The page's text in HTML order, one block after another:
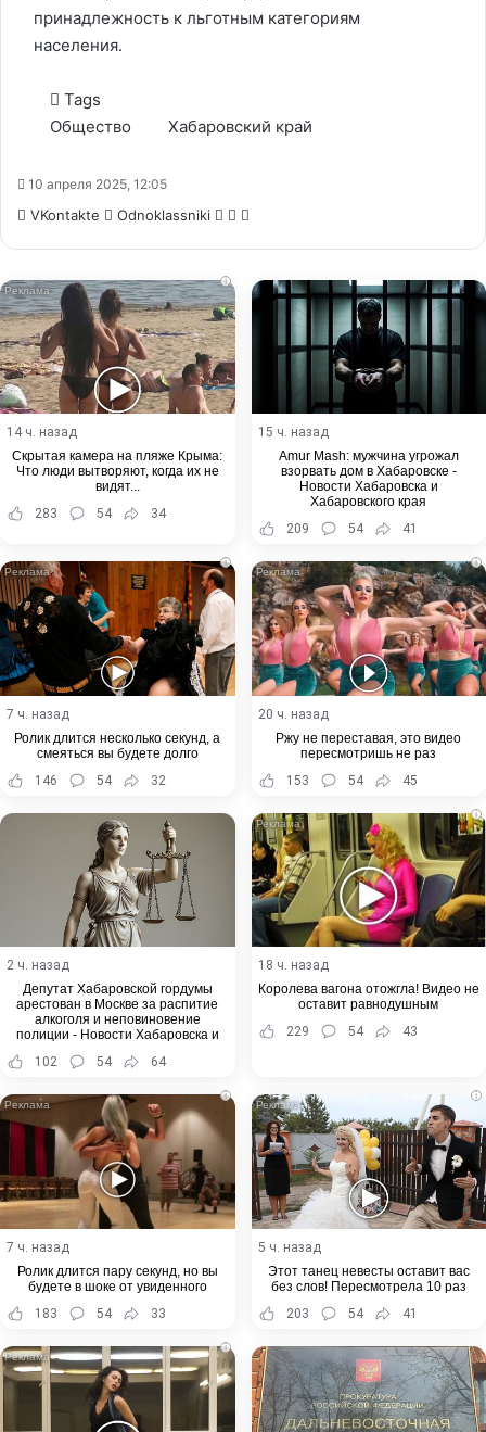
принадлежность к льготным категориям
населения.
Tags
Общество
Хабаровский край
10 апреля 2025, 12:05
VKontakte Odnoklassniki WhatsApp
Telegram
i
14 ч. назад
Скрытая камера на пляже Крыма:
Что люди вытворяют, когда их не
видят...
283
54 34
15 ч. назад
Amur Mash: мужчина угрожал
взорвать дом в Хабаровске -
Новости Хабаровска и
Хабаровского края
209
54 41
i
7 ч. назад
Ролик длится несколько секунд, а
смеяться вы будете долго
146
54 32
i
20 ч. назад
Ржу не переставая, это видео
пересмотришь не раз
153
54 45
2 ч. назад
Депутат Хабаровской гордумы
арестован в Москве за распитие
алкоголя и неповиновение
полиции - Новости Хабаровска и
102 54 64
i
18 ч. назад
Королева вагона отожгла! Видео не
оставит равнодушным
229
54 43
i
7 ч. назад
Ролик длится пару секунд, но вы
будете в шоке от увиденного
183
54 33
i
5 ч. назад
Этот танец невесты оставит вас
без слов! Пересмотрела 10 раз
203
54 41
i